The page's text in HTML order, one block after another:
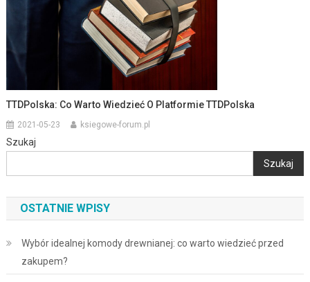
TTDPolska: Co Warto Wiedzieć O Platformie TTDPolska
2021-05-23 ksiegowe-forum.pl
Szukaj
Szukaj
OSTATNIE WPISY
Wybór idealnej komody drewnianej: co warto wiedzieć przed
zakupem?